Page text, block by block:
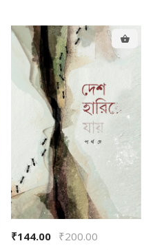
₹144.00 ₹200.00